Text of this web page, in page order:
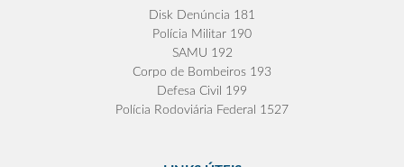
Disk Denúncia 181
Polícia Militar 190
SAMU 192
Corpo de Bombeiros 193
Defesa Civil 199
Polícia Rodoviária Federal 1527